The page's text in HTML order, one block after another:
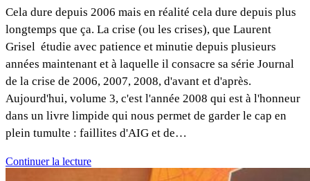
Cela dure depuis 2006 mais en réalité cela dure depuis plus
longtemps que ça. La crise (ou les crises), que Laurent
Grisel étudie avec patience et minutie depuis plusieurs
années maintenant et à laquelle il consacre sa série Journal
de la crise de 2006, 2007, 2008, d'avant et d'après.
Aujourd'hui, volume 3, c'est l'année 2008 qui est à l'honneur
dans un livre limpide qui nous permet de garder le cap en
plein tumulte : faillites d'AIG et de…
Continuer la lecture